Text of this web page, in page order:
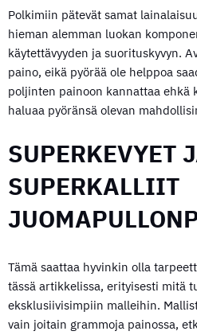
Polkimiin pätevät samat
hieman alemman luokan
käytettävyyden ja suorituskyvyn.
paino, eikä pyörää ole helppoa
poljinten painoon kannattaa ehkä
haluaa pyöränsä olevan
SUPERKEVYET
SUPERKALLIIT
Tämä saattaa hyvinkin olla
tässä artikkelissa, erityisesti mitä
eksklusiivisimpiin malleihin.
vain joitain grammoja painossa,